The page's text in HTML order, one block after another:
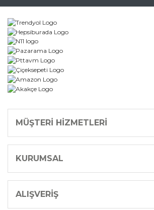
MÜŞTERİ HİZMETLERİ
KURUMSAL
ALIŞVERİŞ